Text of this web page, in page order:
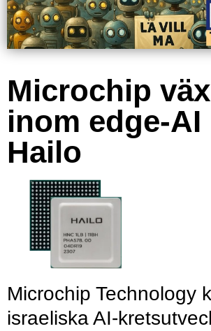
Microchip
inom edge-AI
Hailo
Microchip Technology
israeliska AI-